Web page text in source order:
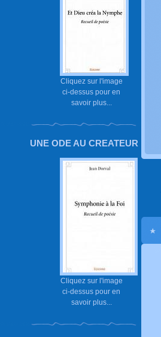
Cliquez sur l'image
ci-dessus pour en
savoir plus...
UNE ODE AU CREATEUR
Cliquez sur l'image
ci-dessus pour en
savoir plus...